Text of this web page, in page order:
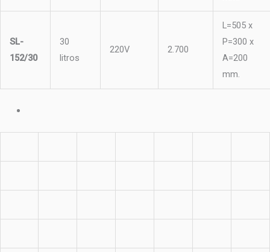
SL-
152/30
30
litros
220V 2.700
L=505 x
P=300 x
A=200
mm.